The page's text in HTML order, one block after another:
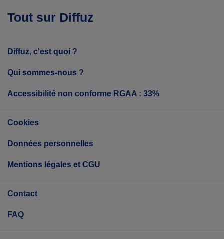
Tout sur Diffuz
Diffuz, c'est quoi ?
Qui sommes-nous ?
Accessibilité non conforme RGAA : 33%
Cookies
Données personnelles
Mentions légales et CGU
Contact
FAQ